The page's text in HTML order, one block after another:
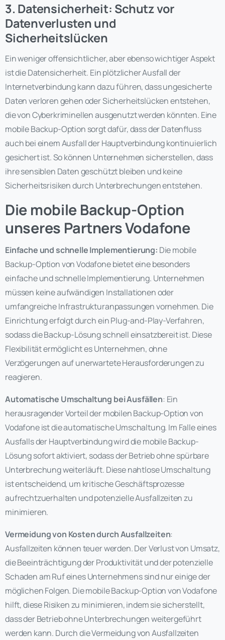
3. Datensicherheit: Schutz vor
Datenverlusten und
Sicherheitslücken
Ein weniger offensichtlicher, aber ebenso wichtiger Aspekt
ist die Datensicherheit. Ein plötzlicher Ausfall der
Internetverbindung kann dazu führen, dass ungesicherte
Daten verloren gehen oder Sicherheitslücken entstehen,
die von Cyberkriminellen ausgenutzt werden könnten. Eine
mobile Backup-Option sorgt dafür, dass der Datenfluss
auch bei einem Ausfall der Hauptverbindung kontinuierlich
gesichert ist. So können Unternehmen sicherstellen, dass
ihre sensiblen Daten geschützt bleiben und keine
Sicherheitsrisiken durch Unterbrechungen entstehen.
Die mobile Backup-Option
unseres Partners Vodafone
Einfache und schnelle Implementierung: Die mobile
Backup-Option von Vodafone bietet eine besonders
einfache und schnelle Implementierung. Unternehmen
müssen keine aufwändigen Installationen oder
umfangreiche Infrastrukturanpassungen vornehmen. Die
Einrichtung erfolgt durch ein Plug-and-Play-Verfahren,
sodass die Backup-Lösung schnell einsatzbereit ist. Diese
Flexibilität ermöglicht es Unternehmen, ohne
Verzögerungen auf unerwartete Herausforderungen zu
reagieren.
Automatische Umschaltung bei Ausfällen: Ein
herausragender Vorteil der mobilen Backup-Option von
Vodafone ist die automatische Umschaltung. Im Falle eines
Ausfalls der Hauptverbindung wird die mobile Backup-
Lösung sofort aktiviert, sodass der Betrieb ohne spürbare
Unterbrechung weiterläuft. Diese nahtlose Umschaltung
ist entscheidend, um kritische Geschäftsprozesse
aufrechtzuerhalten und potenzielle Ausfallzeiten zu
minimieren.
Vermeidung von Kosten durch Ausfallzeiten:
Ausfallzeiten können teuer werden. Der Verlust von Umsatz,
die Beeinträchtigung der Produktivität und der potenzielle
Schaden am Ruf eines Unternehmens sind nur einige der
möglichen Folgen. Die mobile Backup-Option von Vodafone
hilft, diese Risiken zu minimieren, indem sie sicherstellt,
dass der Betrieb ohne Unterbrechungen weitergeführt
werden kann. Durch die Vermeidung von Ausfallzeiten